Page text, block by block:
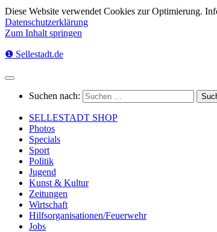
Diese Website verwendet Cookies zur Optimierung.
Datenschutzerklärung
Zum Inhalt springen
❶ Sellestadt.de
Suchen nach:
SELLESTADT SHOP
Photos
Specials
Sport
Politik
Jugend
Kunst & Kultur
Zeitungen
Wirtschaft
Hilfsorganisationen/Feuerwehr
Jobs